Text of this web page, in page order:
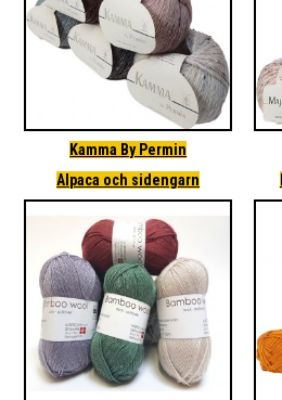
Kamma By Permin
Alpaca och sidengarn